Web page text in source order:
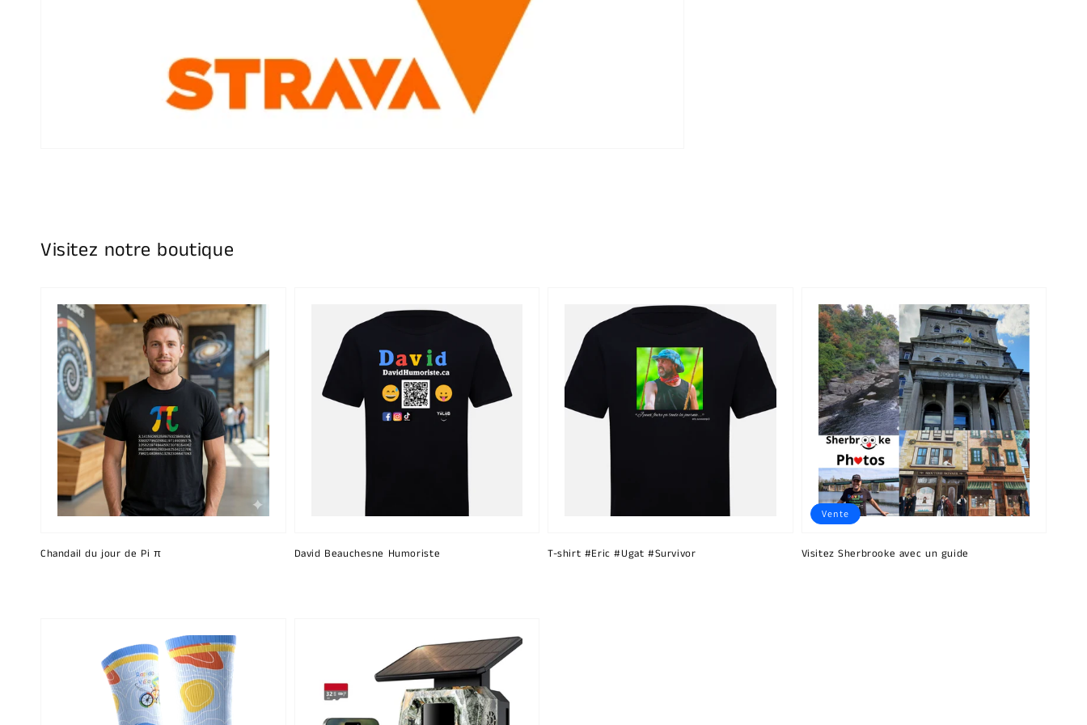
Visitez notre boutique
Chandail du jour de Pi π David Beauchesne Humoriste T-shirt #Eric #Ugat #Survivor Visitez Sherbrooke avec un guide
Vente